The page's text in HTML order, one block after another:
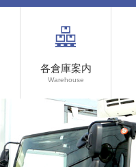
各倉庫案内
Warehouse